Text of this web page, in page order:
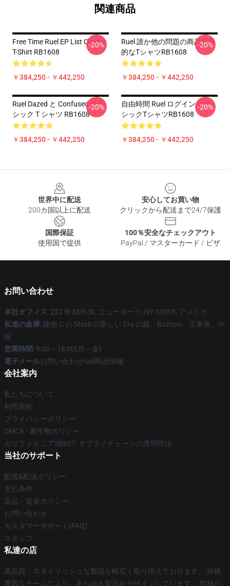
関連商品
Free Time Ruel EP List Classic
T-Shirt RB1608
￥384,250 - ￥442,250
-20%
Ruel 誰か他の問題の商品古典
的なTシャツRB1608
￥384,250 - ￥442,250
-20%
Ruel Dazed と Confused クラ
シック T シャツ RB1608
￥384,250 - ￥442,250
-20%
自由時間 Ruel ログイン クラ
シックTシャツRB1608
￥384,250 - ￥442,250
-20%
世界中に配送
200カ国以上に配送
安心してお買い物
クリックから配送まで24/7保護
国際保証
使用国で提供
100％安全なチェックアウト
PayPal / マスターカード / ビザ
お問い合わせ
本社オフィス: 222 W 38th St, ニューヨーク, NY 10018, アメリカ
私達の倉庫: 建物 C の Maidi の新しい Era の庭、Bozhou、広東省、中
国
営業時間: 9:00～18:00(月～金)
電子メールお問い合わせruel商品情報
会社案内
私たちについて
利用規約
プライバシーポリシー
DMCA - 著作権ポリシー
カリフォルニアSB657: サプライチェーンの透明性法
当社のサポート
配送&配送ポリシー
支払条件
返品・返金ポリシー
お問い合わせ
カスタマーサポート(FAQ)
スタッフ
私達の店
高品質・スタイリッシュな製品を幅広く取り揃えております。 経験
豊富なチームにより、あらゆる製品をデザインしています。 皆様の